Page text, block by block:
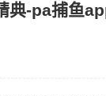
典-pa捕鱼